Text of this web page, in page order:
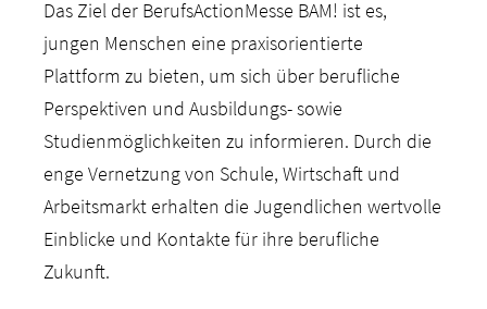
Das Ziel der BerufsActionMesse BAM! ist es,
jungen Menschen eine praxisorientierte
Plattform zu bieten, um sich über berufliche
Perspektiven und Ausbildungs- sowie
Studienmöglichkeiten zu informieren. Durch die
enge Vernetzung von Schule, Wirtschaft und
Arbeitsmarkt erhalten die Jugendlichen wertvolle
Einblicke und Kontakte für ihre berufliche
Zukunft.